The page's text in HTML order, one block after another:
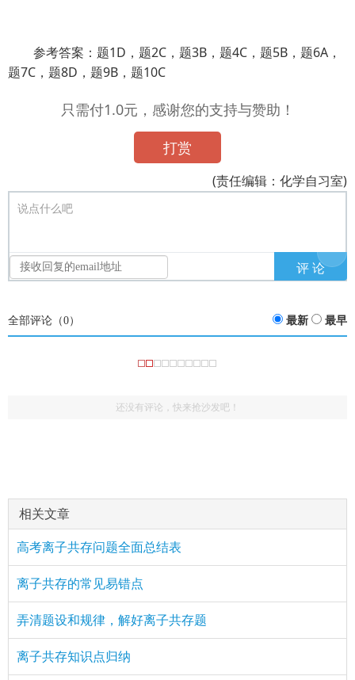
参考答案：题1D，题2C，题3B，题4C，题5B，题6A，
题7C，题8D，题9B，题10C
只需付1.0元，感谢您的支持与赞助！
打赏
(责任编辑：化学自习室)
说点什么吧
全部评论（0） 最新 最早
还没有评论，快来抢沙发吧！
相关文章
高考离子共存问题全面总结表
离子共存的常见易错点
弄清题设和规律，解好离子共存题
离子共存知识点归纳